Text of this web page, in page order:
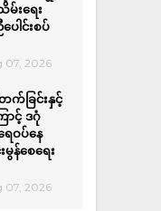
းရေး
ေါင်းစပ်
07, 2026
တက်ခြင်းနှင့်
ာင့် ဒဂုံ
ဝပ်နေ
န်စေရေး
07, 2026